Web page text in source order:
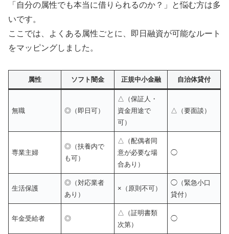
「自分の属性でも本当に借りられるのか？」と悩む方は多
いです。
ここでは、よくある属性ごとに、即日融資が可能なルート
をマッピングしました。
属性 ソフト闇金 正規中小金融 自治体貸付
無職 ◎（即日可）
△（保証人・
資金用途で
可）
△（要面談）
専業主婦
◎（扶養内で
も可）
△（配偶者同
意が必要な場
合あり）
◯
生活保護
◎（対応業者
あり）
×（原則不可）
◯（緊急小口
貸付）
年金受給者 ◎
△（証明書類
次第）
◯